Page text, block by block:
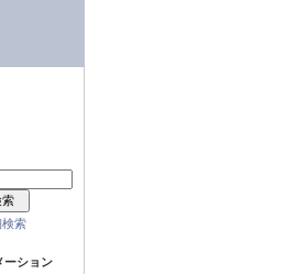
検索
ション